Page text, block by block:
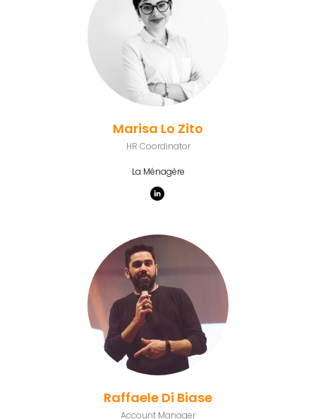
Marisa Lo Zito
HR Coordinator
La Ménagère
Raffaele Di Biase
Account Manager